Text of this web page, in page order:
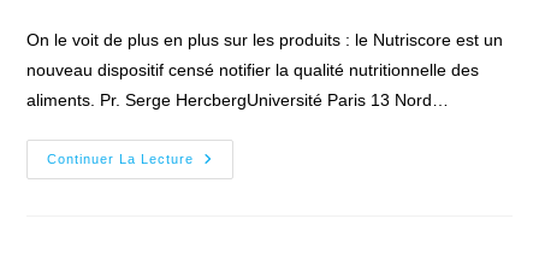
publication :
On le voit de plus en plus sur les produits : le Nutriscore est un
nouveau dispositif censé notifier la qualité nutritionnelle des
aliments. Pr. Serge HercbergUniversité Paris 13 Nord…
Continuer La Lecture
Nutri-
Score